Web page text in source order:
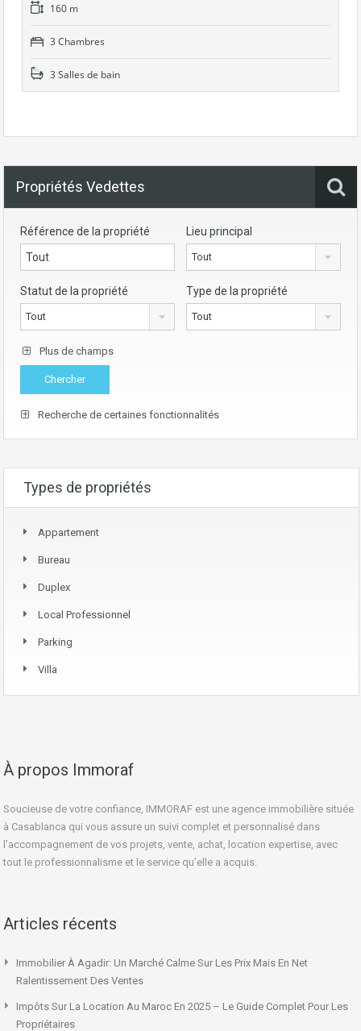
160 m
3 Chambres
3 Salles de bain
Propriétés Vedettes
Référence de la propriété Lieu principal
Tout
Statut de la propriété
Tout
Type de la propriété
Tout
Plus de champs
Recherche de certaines fonctionnalités
Types de propriétés
Appartement
Bureau
Duplex
Local Professionnel
Parking
Villa
À propos Immoraf
Soucieuse de votre confiance, IMMORAF est une agence immobilière située
à Casablanca qui vous assure un suivi complet et personnalisé dans
l’accompagnement de vos projets, vente, achat, location expertise, avec
tout le professionnalisme et le service qu’elle a acquis.
Articles récents
Immobilier À Agadir: Un Marché Calme Sur Les Prix Mais En Net
Ralentissement Des Ventes
Impôts Sur La Location Au Maroc En 2025 – Le Guide Complet Pour Les
Propriétaires